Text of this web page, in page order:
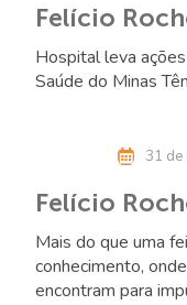
Felício
Hospital leva
Saúde do Minas
31
Felício
Mais do que uma
conhecimento,
encontram para